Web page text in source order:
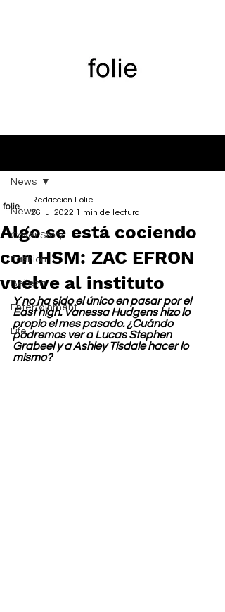
News
Cover Story
Fashion
Belleza
Entertainment
Life
News
Algo se está cociendo
con HSM: ZAC EFRON
vuelve al instituto
Redacción Folie
26 jul 2022 1 min de lectura
Y no ha sido el único en pasar por el
East high. Vanessa Hudgens hizo lo
propio el mes pasado. ¿Cuándo
podremos ver a Lucas Stephen
Grabeel y a Ashley Tisdale hacer lo
mismo?